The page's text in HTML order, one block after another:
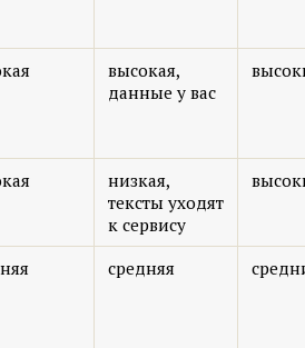
высокая,
данные у вас
низкая,
тексты уходят
к сервису
средняя